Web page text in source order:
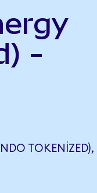
-
TOKENIZED),